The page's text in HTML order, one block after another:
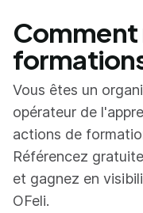
Vous êtes un
opérateur de
actions de
Référencez
et gagnez en
OFeli.